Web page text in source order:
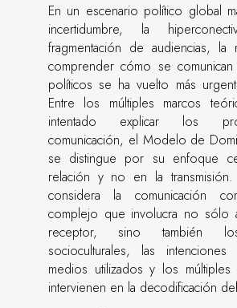
En un escenario político global
incertidumbre, la
fragmentación de audiencias, la
comprender cómo se
políticos se ha vuelto más
Entre los múltiples marcos
intentado explicar los
comunicación, el Modelo de
se distingue por su enfoque
relación y no en la
considera la comunicación
complejo que involucra no sólo
receptor, sino también
socioculturales, las
medios utilizados y los
intervienen en la decodificación